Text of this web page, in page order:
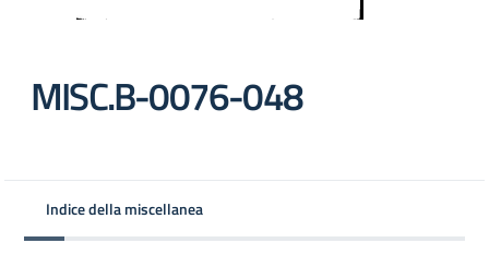
MISC.B-0076-048
Indice della miscellanea